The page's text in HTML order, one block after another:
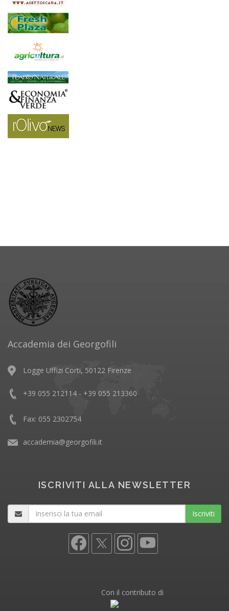
Accademia dei Georgofili
Logge Uffizi Corti, 50122 Firenze
+39 055 212114 - +39 055 213360
Fax: 055 2302754
accademia@georgofili.it
ISCRIVITI ALLA NEWSLETTER
Iscriviti
Con il contributo di